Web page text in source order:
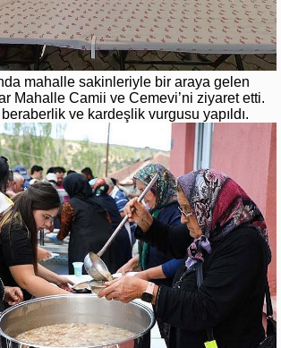
mahalle sakinleriyle bir araya gelen
Mahalle Camii ve Cemevi’ni ziyaret etti.
ve kardeşlik vurgusu yapıldı.